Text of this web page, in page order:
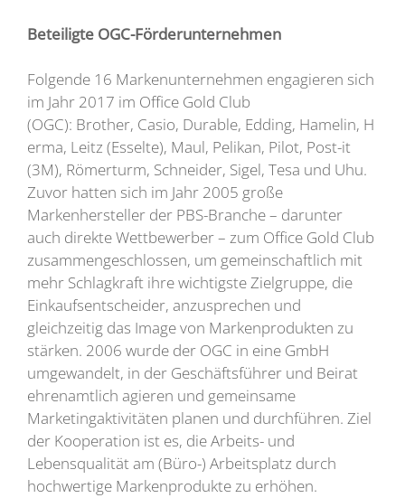
Beteiligte OGC-Förderunternehmen
Folgende 16 Markenunternehmen engagieren sich
im Jahr 2017 im Office Gold Club
(OGC): Brother, Casio, Durable, Edding, Hamelin, H
erma, Leitz (Esselte), Maul, Pelikan, Pilot, Post-it
(3M), Römerturm, Schneider, Sigel, Tesa und Uhu.
Zuvor hatten sich im Jahr 2005 große
Markenhersteller der PBS-Branche – darunter
auch direkte Wettbewerber – zum Office Gold Club
zusammengeschlossen, um gemeinschaftlich mit
mehr Schlagkraft ihre wichtigste Zielgruppe, die
Einkaufsentscheider, anzusprechen und
gleichzeitig das Image von Markenprodukten zu
stärken. 2006 wurde der OGC in eine GmbH
umgewandelt, in der Geschäftsführer und Beirat
ehrenamtlich agieren und gemeinsame
Marketingaktivitäten planen und durchführen. Ziel
der Kooperation ist es, die Arbeits- und
Lebensqualität am (Büro-) Arbeitsplatz durch
hochwertige Markenprodukte zu erhöhen.